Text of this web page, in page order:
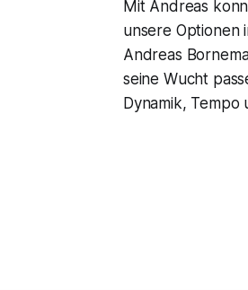
Mit Andreas
unsere Optionen
Andreas
seine Wucht
Dynamik, Tempo